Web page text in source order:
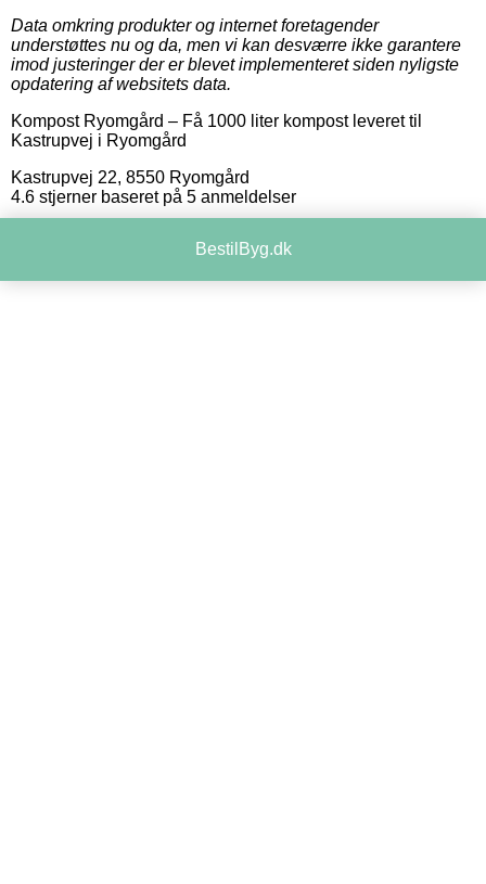
Data omkring produkter og internet foretagender
understøttes nu og da, men vi kan desværre ikke garantere
imod justeringer der er blevet implementeret siden nyligste
opdatering af websitets data.
Kompost Ryomgård – Få 1000 liter kompost leveret til
Kastrupvej i Ryomgård
Kastrupvej 22, 8550 Ryomgård
4.6 stjerner baseret på 5 anmeldelser
BestilByg.dk